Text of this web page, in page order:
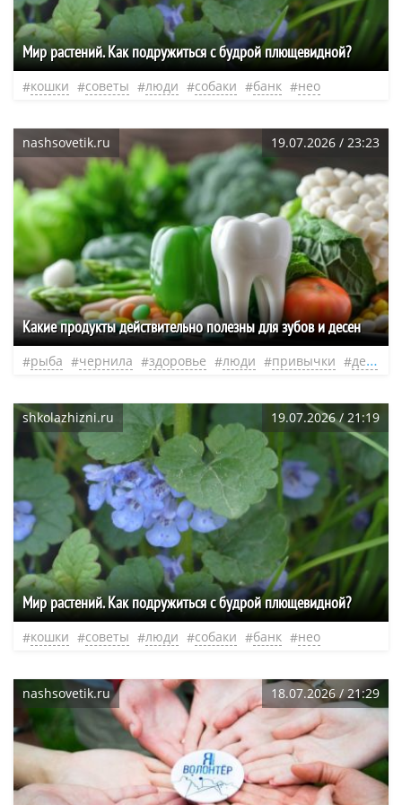
Мир растений. Как подружиться с будрой плющевидной?
кошки советы люди собаки банк нео
nashsovetik.ru 19.07.2026 / 23:23
Какие продукты действительно полезны для зубов и десен
рыба чернила здоровье люди привычки дефицит
shkolazhizni.ru 19.07.2026 / 21:19
Мир растений. Как подружиться с будрой плющевидной?
кошки советы люди собаки банк нео
nashsovetik.ru 18.07.2026 / 21:29